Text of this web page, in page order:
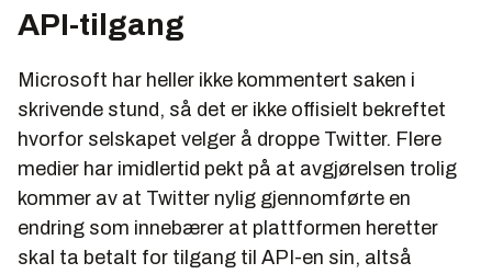
API-tilgang
Microsoft har heller ikke kommentert saken i
skrivende stund, så det er ikke offisielt bekreftet
hvorfor selskapet velger å droppe Twitter. Flere
medier har imidlertid pekt på at avgjørelsen trolig
kommer av at Twitter nylig gjennomførte en
endring som innebærer at plattformen heretter
skal ta betalt for tilgang til API-en sin, altså